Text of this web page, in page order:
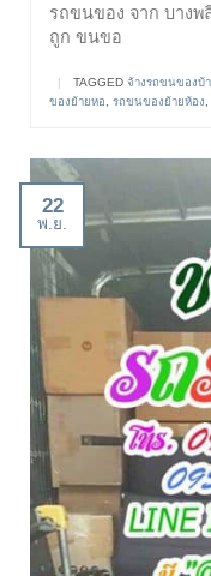
รถขนของ จาก บางพ
ถูก ขนขอ
TAGGED จ้างรถขนของบ้
ของย้ายหอ, รถขนของย้ายห้อง,
22
พ.ย.